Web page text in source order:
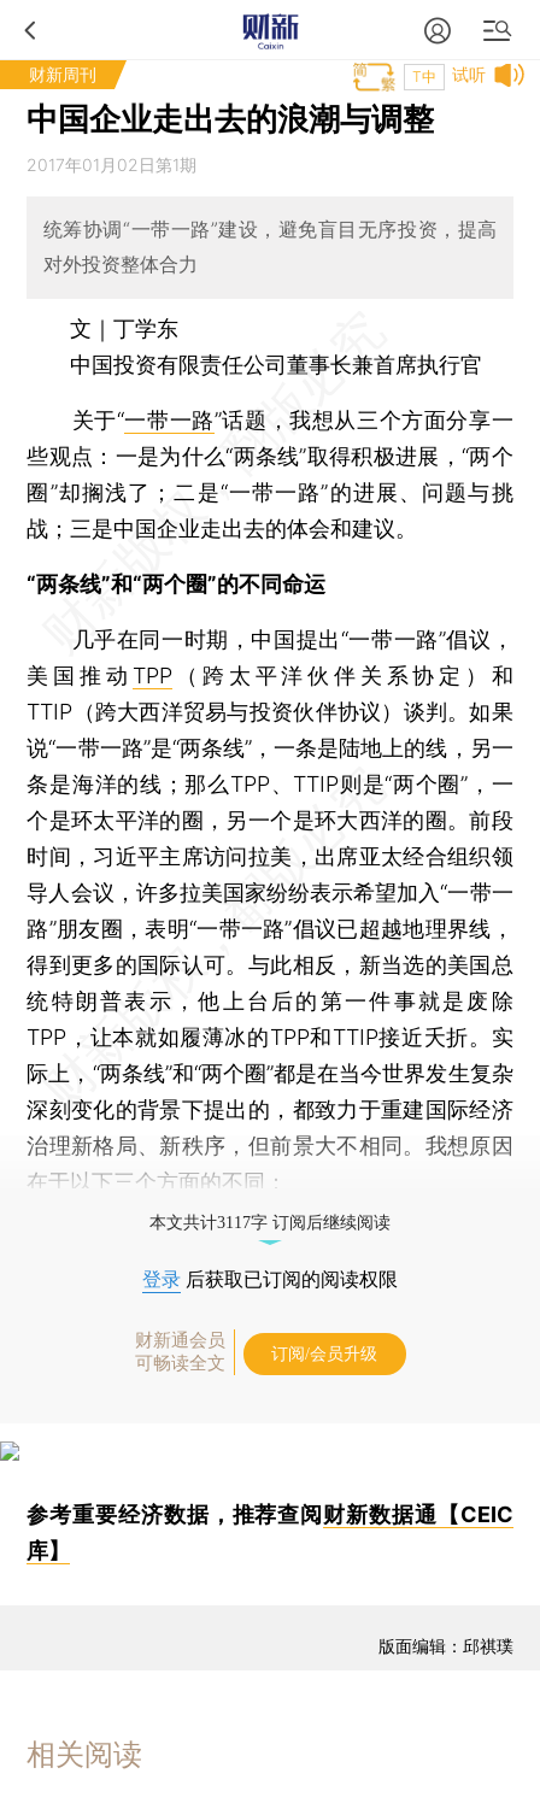
财新周刊 试听
T中
中国企业走出去的浪潮与调整
2017年01月02日第1期
统筹协调“一带一路”建设，避免盲目无序投资，提高
对外投资整体合力
文｜丁学东
中国投资有限责任公司董事长兼首席执行官
关于“一带一路”话题，我想从三个方面分享一
些观点：一是为什么“两条线”取得积极进展，“两个
圈”却搁浅了；二是“一带一路”的进展、问题与挑
战；三是中国企业走出去的体会和建议。
“两条线”和“两个圈”的不同命运
几乎在同一时期，中国提出“一带一路”倡议，
美国推动 TPP （跨太平洋伙伴关系协定）和
TTIP（跨大西洋贸易与投资伙伴协议）谈判。如果
说“一带一路”是“两条线”，一条是陆地上的线，另一
条是海洋的线；那么TPP、TTIP则是“两个圈”，一
个是环太平洋的圈，另一个是环大西洋的圈。前段
时间，习近平主席访问拉美，出席亚太经合组织领
导人会议，许多拉美国家纷纷表示希望加入“一带一
路”朋友圈，表明“一带一路”倡议已超越地理界线，
得到更多的国际认可。与此相反，新当选的美国总
统特朗普表示，他上台后的第一件事就是废除
TPP，让本就如履薄冰的TPP和TTIP接近夭折。实
际上，“两条线”和“两个圈”都是在当今世界发生复杂
深刻变化的背景下提出的，都致力于重建国际经济
治理新格局、新秩序，但前景大不相同。我想原因
在于以下三个方面的不同：
本文共计3117字 订阅后继续阅读
登录 后获取已订阅的阅读权限
财新通会员
可畅读全文
订阅/会员升级
参考重要经济数据，推荐查阅 财新数据通【CEIC
库】
版面编辑：邱祺璞
相关阅读